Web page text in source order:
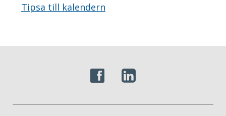
Tipsa till kalendern